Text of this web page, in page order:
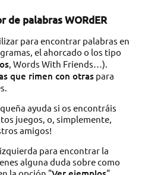
de palabras WORdER
para encontrar palabras en
el ahorcado o los tipo
, Words With Friends…).
que rimen con otraspara
ayuda si os encontráis
juegos, o, simplemente,
amigos!
para encontrar la
alguna duda sobre como